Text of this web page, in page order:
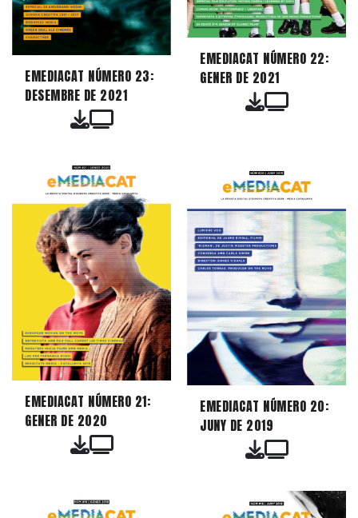
EMEDIACAT NÚMERO 23:
DESEMBRE DE 2021
EMEDIACAT NÚMERO 22:
GENER DE 2021
EMEDIACAT NÚMERO 21:
GENER DE 2020
EMEDIACAT NÚMERO 20:
JUNY DE 2019